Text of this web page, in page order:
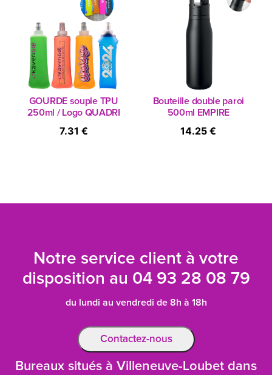
GOURDE souple TPU
250ml / Logo QUADRI
7.31 €
Bouteille double paroi
500ml EMPIRE
14.25 €
Notre service client à votre
disposition au 04 93 28 08 79
du lundi au vendredi de 8h à 18h
Contactez-nous
Bureaux situés à Villeneuve-Loubet dans